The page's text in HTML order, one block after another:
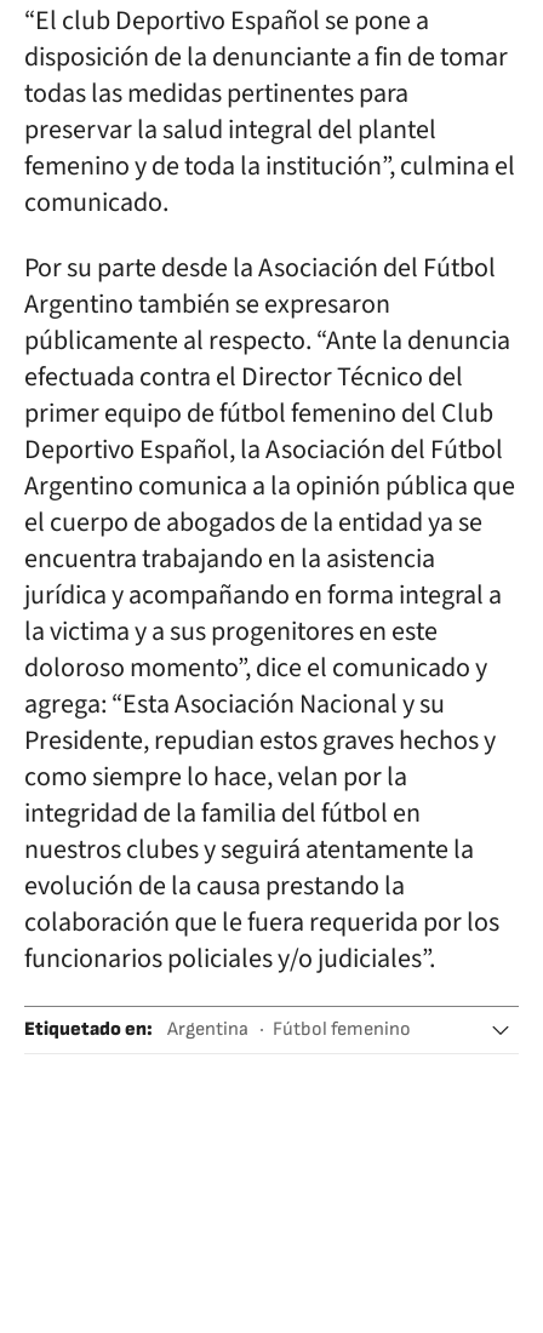
“El club Deportivo Español se pone a
disposición de la denunciante a fin de tomar
todas las medidas pertinentes para
preservar la salud integral del plantel
femenino y de toda la institución”, culmina el
comunicado.
Por su parte desde la Asociación del Fútbol
Argentino también se expresaron
públicamente al respecto. “Ante la denuncia
efectuada contra el Director Técnico del
primer equipo de fútbol femenino del Club
Deportivo Español, la Asociación del Fútbol
Argentino comunica a la opinión pública que
el cuerpo de abogados de la entidad ya se
encuentra trabajando en la asistencia
jurídica y acompañando en forma integral a
la victima y a sus progenitores en este
doloroso momento”, dice el comunicado y
agrega: “Esta Asociación Nacional y su
Presidente, repudian estos graves hechos y
como siempre lo hace, velan por la
integridad de la familia del fútbol en
nuestros clubes y seguirá atentamente la
evolución de la causa prestando la
colaboración que le fuera requerida por los
funcionarios policiales y/o judiciales”.
Etiquetado en: Argentina
Fútbol femenino